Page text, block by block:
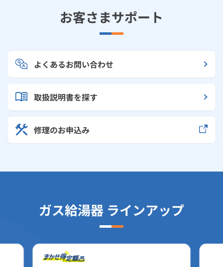
お客さまサポート
よくあるお問い合わせ
取扱説明書を探す
修理のお申込み
ガス給湯器 ラインアップ